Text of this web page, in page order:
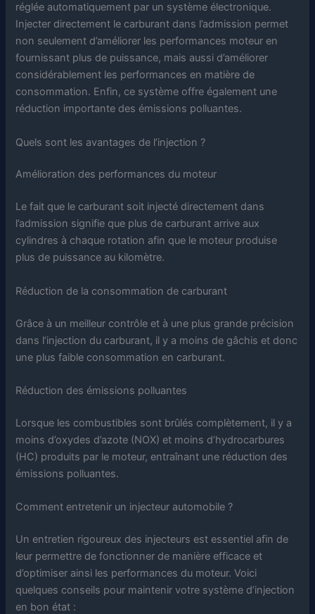
réglée automatiquement par un système électronique.
Injecter directement le carburant dans l’admission permet
non seulement d’améliorer les performances moteur en
fournissant plus de puissance, mais aussi d’améliorer
considérablement les performances en matière de
consommation. Enfin, ce système offre également une
réduction importante des émissions polluantes.
Quels sont les avantages de l’injection ?
Amélioration des performances du moteur
Le fait que le carburant soit injecté directement dans
l’admission signifie que plus de carburant arrive aux
cylindres à chaque rotation afin que le moteur produise
plus de puissance au kilomètre.
Réduction de la consommation de carburant
Grâce à un meilleur contrôle et à une plus grande précision
dans l’injection du carburant, il y a moins de gâchis et donc
une plus faible consommation en carburant.
Réduction des émissions polluantes
Lorsque les combustibles sont brûlés complètement, il y a
moins d’oxydes d’azote (NOX) et moins d’hydrocarbures
(HC) produits par le moteur, entraînant une réduction des
émissions polluantes.
Comment entretenir un injecteur automobile ?
Un entretien rigoureux des injecteurs est essentiel afin de
leur permettre de fonctionner de manière efficace et
d’optimiser ainsi les performances du moteur. Voici
quelques conseils pour maintenir votre système d’injection
en bon état :